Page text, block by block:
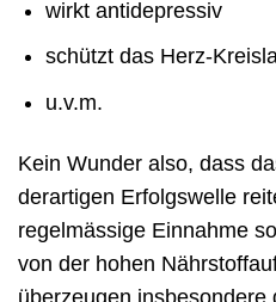
wirkt antidepressiv
schützt das Herz-
u.v.m.
Kein Wunder also, dass
derartigen Erfolgswelle
regelmässige Einnahme
von der hohen
überzeugen